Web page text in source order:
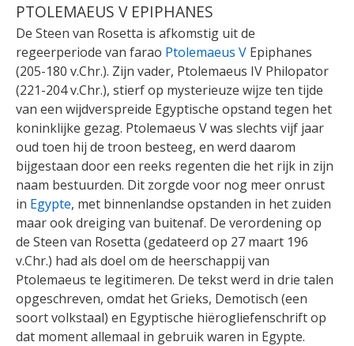
PTOLEMAEUS V EPIPHANES
De Steen van Rosetta is afkomstig uit de
regeerperiode van farao Ptolemaeus V Epiphanes
(205-180 v.Chr.). Zijn vader, Ptolemaeus IV Philopator
(221-204 v.Chr.), stierf op mysterieuze wijze ten tijde
van een wijdverspreide Egyptische opstand tegen het
koninklijke gezag. Ptolemaeus V was slechts vijf jaar
oud toen hij de troon besteeg, en werd daarom
bijgestaan door een reeks regenten die het rijk in zijn
naam bestuurden. Dit zorgde voor nog meer onrust
in Egypte, met binnenlandse opstanden in het zuiden
maar ook dreiging van buitenaf. De verordening op
de Steen van Rosetta (gedateerd op 27 maart 196
v.Chr.) had als doel om de heerschappij van
Ptolemaeus te legitimeren. De tekst werd in drie talen
opgeschreven, omdat het Grieks, Demotisch (een
soort volkstaal) en Egyptische hiërogliefenschrift op
dat moment allemaal in gebruik waren in Egypte.